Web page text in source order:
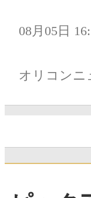
08月05日
オリコンニ